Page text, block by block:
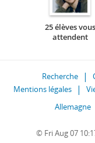
25 élèves vous
attendent
Recherche
Mentions légales
Allemagne
© Fri Aug 07